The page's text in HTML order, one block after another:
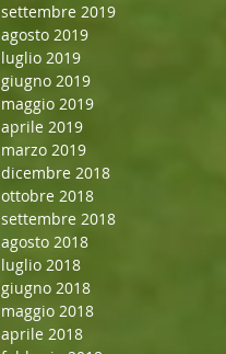
settembre 2019
agosto 2019
luglio 2019
giugno 2019
maggio 2019
aprile 2019
marzo 2019
dicembre 2018
ottobre 2018
settembre 2018
agosto 2018
luglio 2018
giugno 2018
maggio 2018
aprile 2018